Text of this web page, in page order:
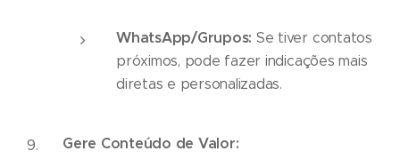
WhatsApp/Grupos: Se tiver contatos
próximos, pode fazer indicações mais
diretas e personalizadas.
Gere Conteúdo de Valor: